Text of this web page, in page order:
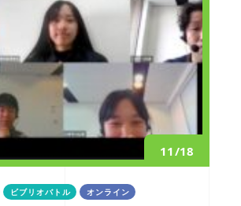
11/18
ビブリオバトル オンライン